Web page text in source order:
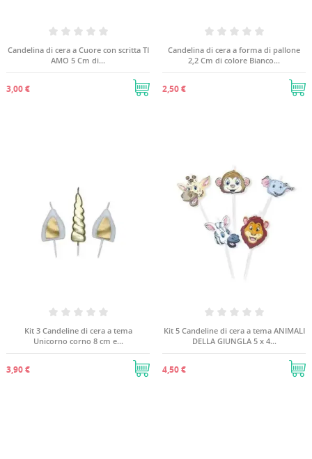
Candelina di cera a Cuore con scritta TI
AMO 5 Cm di...
3,00 €
Candelina di cera a forma di pallone
2,2 Cm di colore Bianco...
2,50 €
Kit 3 Candeline di cera a tema
Unicorno corno 8 cm e...
3,90 €
Kit 5 Candeline di cera a tema ANIMALI
DELLA GIUNGLA 5 x 4...
4,50 €